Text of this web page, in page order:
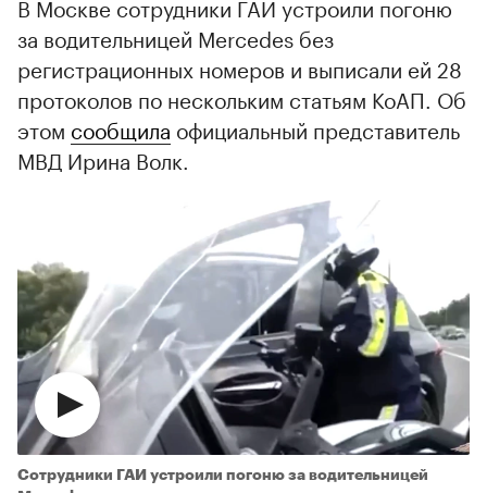
В Москве сотрудники ГАИ устроили погоню
за водительницей Mercedes без
регистрационных номеров и выписали ей 28
протоколов по нескольким статьям КоАП. Об
этом сообщила официальный представитель
МВД Ирина Волк.
Cотрудники ГАИ устроили погоню за водительницей